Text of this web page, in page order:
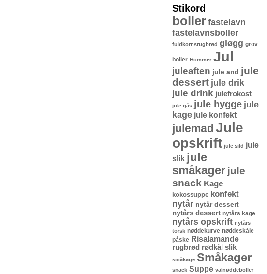
Stikord
boller fastelavn
fastelavnsboller
fuldkornsrugbrød gløgg grov
boller Hummer Jul
juleaften jule and jule
dessert jule drik
jule drink julefrokost
jule gås jule hygge jule
kage jule konfekt
julemad Jule
opskrift jule sild jule
slik jule
småkager jule
snack Kage
kokossuppe konfekt
nytår nytår dessert
nytårs dessert nytårs kage
nytårs opskrift nytårs
torsk nøddekurve nøddeskåle
påske Risalamande
rugbrød rødkål slik
småkage Småkager
snack Suppe valnøddeboller